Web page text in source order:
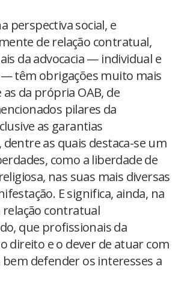
perspectiva social, e
de relação contratual,
da advocacia — individual e
têm obrigações muito mais
da própria OAB, de
pilares da
as garantias
as quais destaca-se um
como a liberdade de
nas suas mais diversas
E significa, ainda, na
relação contratual
que profissionais da
direito e o dever de atuar com
defender os interesses a